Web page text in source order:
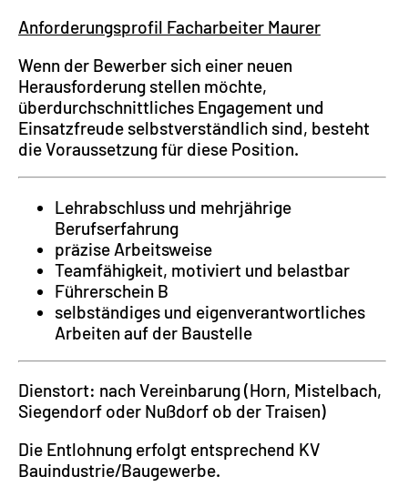
Anforderungsprofil Facharbeiter Maurer
Wenn der Bewerber sich einer neuen
Herausforderung stellen möchte,
überdurchschnittliches Engagement und
Einsatzfreude selbstverständlich sind, besteht
die Voraussetzung für diese Position.
Lehrabschluss und mehrjährige
Berufserfahrung
präzise Arbeitsweise
Teamfähigkeit, motiviert und belastbar
Führerschein B
selbständiges und eigenverantwortliches
Arbeiten auf der Baustelle
Dienstort: nach Vereinbarung (Horn, Mistelbach,
Siegendorf oder Nußdorf ob der Traisen)
Die Entlohnung erfolgt entsprechend KV
Bauindustrie/Baugewerbe.